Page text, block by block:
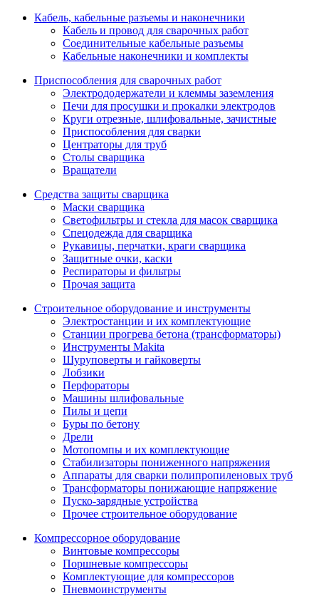
Кабель, кабельные разъемы и наконечники
Кабель и провод для сварочных работ
Соединительные кабельные разъемы
Кабельные наконечники и комплекты
Приспособления для сварочных работ
Электрододержатели и клеммы заземления
Печи для просушки и прокалки электродов
Круги отрезные, шлифовальные, зачистные
Приспособления для сварки
Центраторы для труб
Столы сварщика
Вращатели
Средства защиты сварщика
Маски сварщика
Светофильтры и стекла для масок сварщика
Спецодежда для сварщика
Рукавицы, перчатки, краги сварщика
Защитные очки, каски
Респираторы и фильтры
Прочая защита
Строительное оборудование и инструменты
Электростанции и их комплектующие
Станции прогрева бетона (трансформаторы)
Инструменты Makita
Шуруповерты и гайковерты
Лобзики
Перфораторы
Машины шлифовальные
Пилы и цепи
Буры по бетону
Дрели
Мотопомпы и их комплектующие
Стабилизаторы пониженного напряжения
Аппараты для сварки полипропиленовых труб
Трансформаторы понижающие напряжение
Пуско-зарядные устройства
Прочее строительное оборудование
Компрессорное оборудование
Винтовые компрессоры
Поршневые компрессоры
Комплектующие для компрессоров
Пневмоинструменты